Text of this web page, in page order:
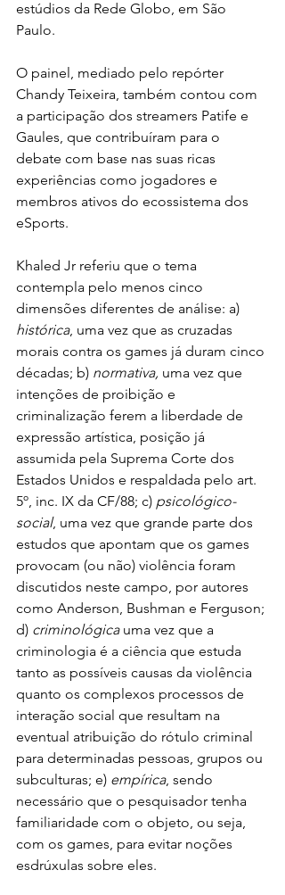
estúdios da Rede Globo, em São
Paulo.
O painel, mediado pelo repórter
Chandy Teixeira, também contou com
a participação dos streamers Patife e
Gaules, que contribuíram para o
debate com base nas suas ricas
experiências como jogadores e
membros ativos do ecossistema dos
eSports.
Khaled Jr referiu que o tema
contempla pelo menos cinco
dimensões diferentes de análise: a)
histórica, uma vez que as cruzadas
morais contra os games já duram cinco
décadas; b) normativa, uma vez que
intenções de proibição e
criminalização ferem a liberdade de
expressão artística, posição já
assumida pela Suprema Corte dos
Estados Unidos e respaldada pelo art.
5º, inc. IX da CF/88; c) psicológico-
social, uma vez que grande parte dos
estudos que apontam que os games
provocam (ou não) violência foram
discutidos neste campo, por autores
como Anderson, Bushman e Ferguson;
d) criminológica uma vez que a
criminologia é a ciência que estuda
tanto as possíveis causas da violência
quanto os complexos processos de
interação social que resultam na
eventual atribuição do rótulo criminal
para determinadas pessoas, grupos ou
subculturas; e) empírica, sendo
necessário que o pesquisador tenha
familiaridade com o objeto, ou seja,
com os games, para evitar noções
esdrúxulas sobre eles.